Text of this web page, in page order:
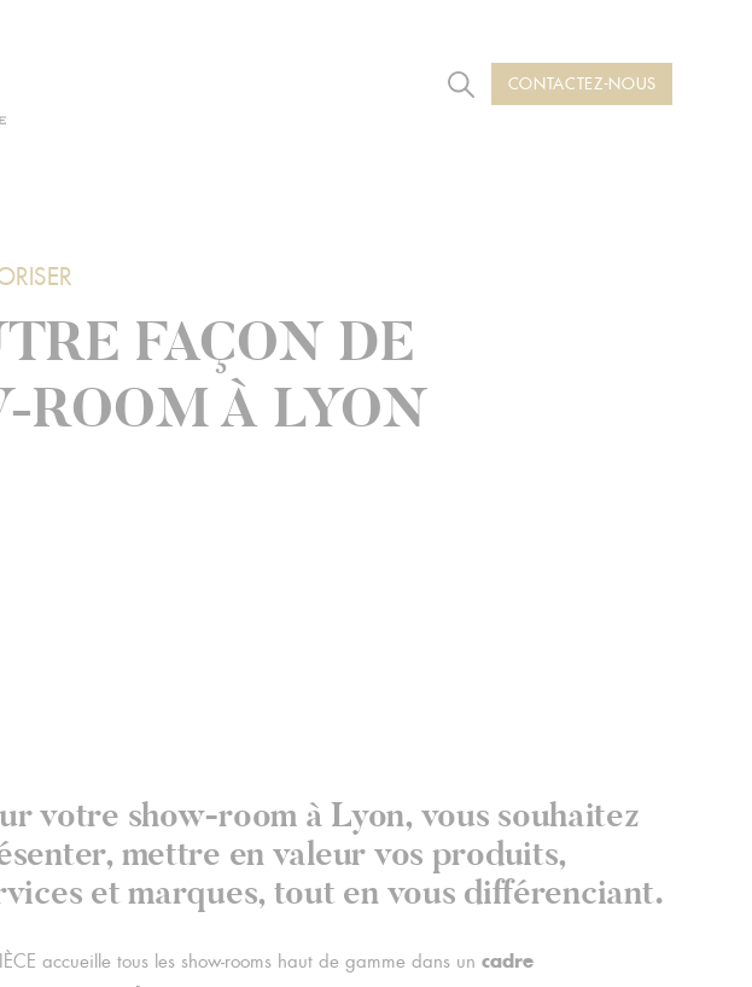
Rechercher
CONTACTEZ-NOUS
FAÇON DE
votre show-room à Lyon, vous souhaitez
mettre en valeur vos produits,
et marques, tout en vous différenciant.
accueille tous les show-rooms haut de gamme dans un cadre